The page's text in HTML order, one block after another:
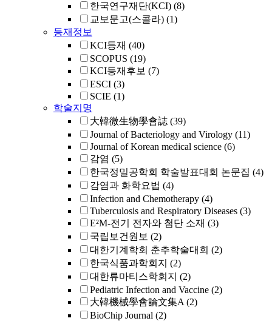
한국연구재단(KCI) (8)
교보문고(스콜라) (1)
등재정보
KCI등재 (40)
SCOPUS (19)
KCI등재후보 (7)
ESCI (3)
SCIE (1)
학술지명
大韓微生物學會誌 (39)
Journal of Bacteriology and Virology (11)
Journal of Korean medical science (6)
감염 (5)
한국정밀공학회 학술발표대회 논문집 (4)
감염과 화학요법 (4)
Infection and Chemotherapy (4)
Tuberculosis and Respiratory Diseases (3)
E²M-전기 전자와 첨단 소재 (3)
국립보건원보 (2)
대한기계학회 춘추학술대회 (2)
한국식품과학회지 (2)
대한류마티스학회지 (2)
Pediatric Infection and Vaccine (2)
大韓機械學會論文集A (2)
BioChip Journal (2)